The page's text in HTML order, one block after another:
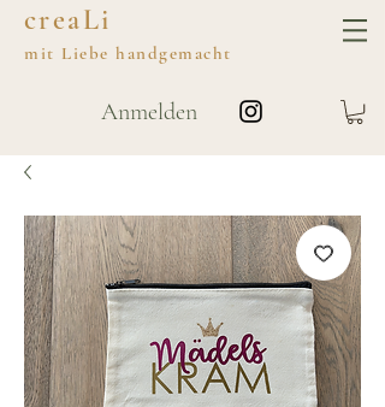
creaLi
mit Liebe handgemacht
Anmelden